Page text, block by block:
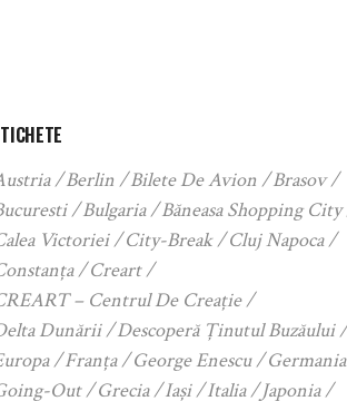
Berlin Bilete De Avion
Brasov
Bulgaria
Băneasa Shopping City
Victoriei
City-Break
Cluj Napoca
Creart
– Centrul De Creație
Dunării
Descoperă Ținutul Buzăului
Franța George Enescu
Germania
Out
Grecia Iași Italia
Japonia